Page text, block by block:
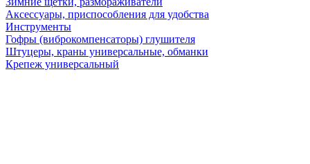
Аксессуары, приспособления для удобства
Инструменты
Гофры (виброкомпенсаторы) глушителя
Штуцеры, краны универсальные, обманки
Крепеж универсальный